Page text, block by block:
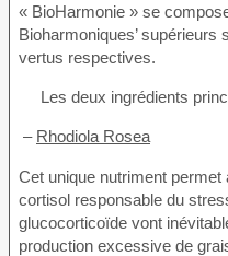
« BioHarmonie » se
Bioharmoniques’
vertus respectives.
Les deux ingrédients
– Rhodiola Rosea
Cet unique nutriment permet
cortisol responsable du
glucocorticoïde vont
production excessive de